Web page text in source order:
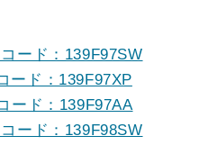
ード：139F97SW
ード：139F97XP
ード：139F97AA
ード：139F98SW